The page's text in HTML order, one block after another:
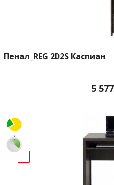
Пенал_REG 2D2S Каспиан
5 577